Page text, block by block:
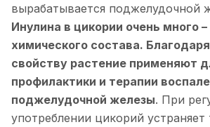
вырабатывается поджелудочной
Инулина в цикории очень много
химического состава.
свойству растение применяют
профилактики и терапии
поджелудочной железы. При
употреблении цикорий устраняет